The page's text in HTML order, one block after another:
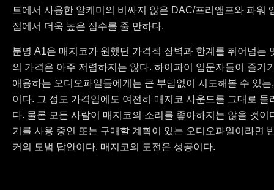
트에서 사용한 알케미의 비싸지 않은 DAC/프리앰프와 파워
점에서 더욱 높은 점수를 줄 만하다.
분명 A1은 매지코가 원했던 가격적 장벽과 한계를 뛰어넘는
의 가격은 아주 저렴하지는 않다. 하이파이 입문자들이 즐기
애용하는 오디오파일들에게는 큰 부담없이 시도해볼 수 있
이다. 그 정도 가격임에도 여전히 매지코 사운드를 그대로
다. 물론 모든 사람이 매지코의 소리를 좋아하지는 않을 것
기를 사용 중인 또는 구매할 계획이 있는 오디오파일이라면
커의 모범 답안이다. 매지코의 도전은 성공이다.